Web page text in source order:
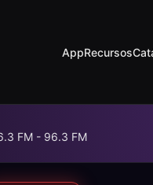
AppRecursos
FM - 96.3 FM